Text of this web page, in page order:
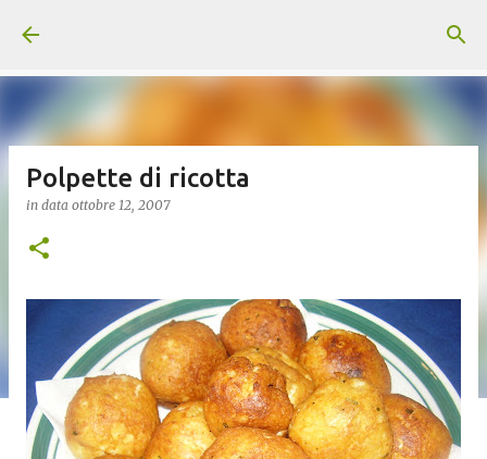
Polpette di ricotta
in data ottobre 12, 2007